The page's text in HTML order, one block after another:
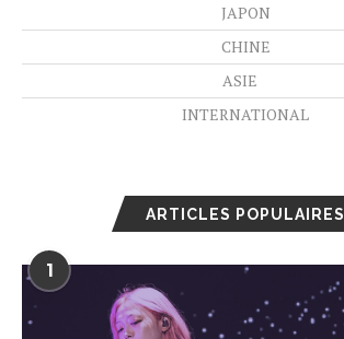
JAPON
CHINE
ASIE
INTERNATIONAL
ARTICLES POPULAIRES
1